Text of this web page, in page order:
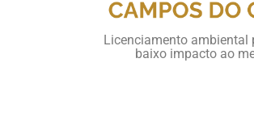
Licenciamento ambiental
baixo impacto ao